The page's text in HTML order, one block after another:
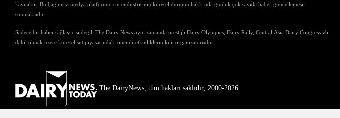
kaynaktır. Bu bağımsız medya platformu, süt endüstrisinin küresel durumu hakkında günlük çok sayıda haber güncellemesi
sunmaktadır.
Sadece bir haber sağlayıcısı değil, The Dairy News aynı zamanda prestijli Dairy Olympics, Dairy Rally, Central Asia Dairy Congress vb.
dahil olmak üzere küresel süt piyasasındaki önemli etkinliklerin kilit organizatörüdür.
The DairyNews, tüm hakları saklıdır, 2000-2026